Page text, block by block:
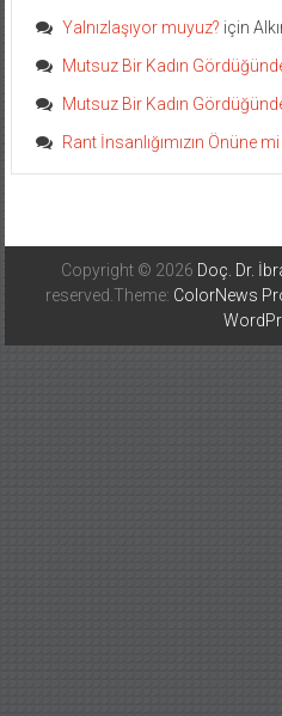
Yalnızlaşıyor muyuz? için
Mutsuz Bir Kadın
Mutsuz Bir Kadın
Rant İnsanlığımızın Önüne
Copyright © 2026 Doç. Dr.
reserved.Theme: ColorNews